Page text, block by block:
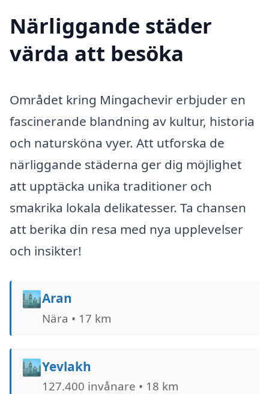
Närliggande städer
värda att besöka
Området kring Mingachevir erbjuder en
fascinerande blandning av kultur, historia
och natursköna vyer. Att utforska de
närliggande städerna ger dig möjlighet
att upptäcka unika traditioner och
smakrika lokala delikatesser. Ta chansen
att berika din resa med nya upplevelser
och insikter!
🏙️Aran
Nära • 17 km
🏙️Yevlakh
127.400 invånare • 18 km